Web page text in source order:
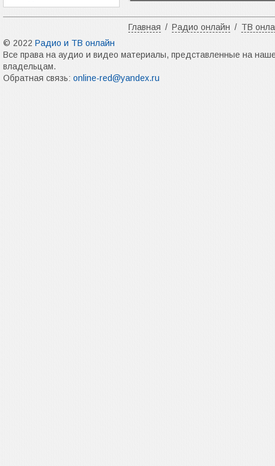
Главная / Радио онлайн / ТВ
© 2022 Радио и ТВ онлайн
Все права на аудио и видео материалы, представленные на
владельцам.
Обратная связь: online-red@yandex.ru